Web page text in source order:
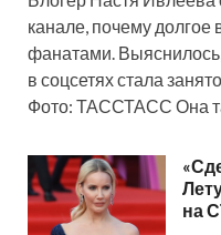
канале, почему долгое
фанатами.
в соцсетях стала
Фото: ТАССТАСС Она
на